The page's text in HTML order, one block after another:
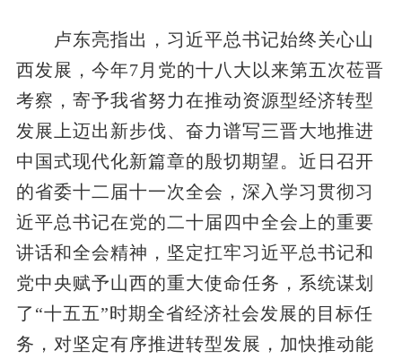
卢东亮指出，习近平总书记始终关心山
西发展，今年7月党的十八大以来第五次莅晋
考察，寄予我省努力在推动资源型经济转型
发展上迈出新步伐、奋力谱写三晋大地推进
中国式现代化新篇章的殷切期望。近日召开
的省委十二届十一次全会，深入学习贯彻习
近平总书记在党的二十届四中全会上的重要
讲话和全会精神，坚定扛牢习近平总书记和
党中央赋予山西的重大使命任务，系统谋划
了“十五五”时期全省经济社会发展的目标任
务，对坚定有序推进转型发展，加快推动能